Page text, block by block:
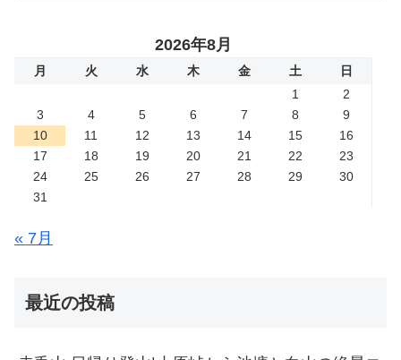
2026年8月
月 火 水 木 金 土
日
1
2
3
4 5 6 7 8
9
10
11 12 13 14 15
16
17
18 19 20 21 22
23
24
25 26 27 28 29
30
31
« 7月
最近の投稿